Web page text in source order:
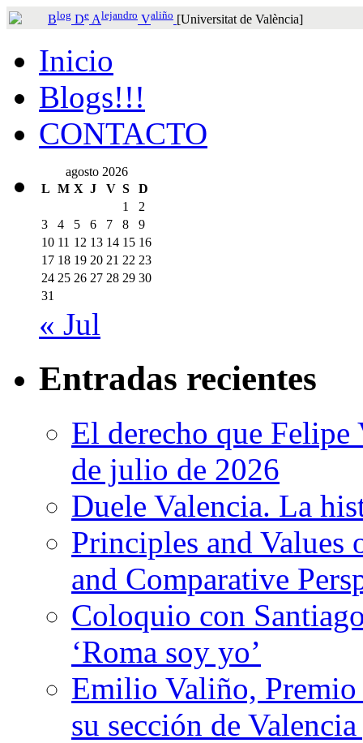
Blog De Alejandro Valiño [Universitat de València]
Inicio
Blogs!!!
CONTACTO
agosto 2026
L M X J V S
D
1
2
3
4 5 6 7 8
9
10 11 12 13 14 15 16
17 18 19 20 21 22 23
24 25 26 27 28 29 30
31
« Jul
Entradas recientes
El derecho que
de julio de 2026
Duele Valencia. La
Principles and
and Comparative
Coloquio con
‘Roma soy yo’
Emilio Valiño, Premio
su sección de